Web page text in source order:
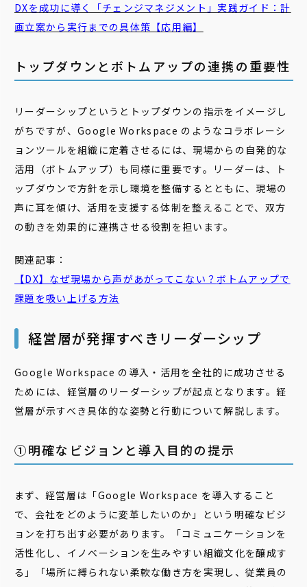
DXを成功に導く「チェンジマネジメント 」実践ガイド：計
画立案から実行までの具体策【応用編】
トップダウンとボトムアップの連携の重要性
リーダーシップというとトップダウンの指示をイメージし
がちですが、Google Workspace のようなコラボレーシ
ョンツールを組織に定着させるには、現場からの自発的な
活用（ボトムアップ）も同様に重要です。リーダーは、ト
ップダウンで方針を示し環境を整備するとともに、現場の
声に耳を傾け、活用を支援する体制を整えることで、双方
の動きを効果的に連携させる役割を担います。
関連記事：
【DX】なぜ現場から声があがってこない？ボトムアップで
課題を吸い上げる方法
経営層が発揮すべきリーダーシップ
Google Workspace の導入・活用を全社的に成功させる
ためには、経営層のリーダーシップが起点となります。経
営層が示すべき具体的な姿勢と行動について解説します。
①明確なビジョンと導入目的の提示
まず、経営層は「Google Workspace を導入すること
で、会社をどのように変革したいのか」という明確なビジ
ョンを打ち出す必要があります。「コミュニケーションを
活性化し、イノベーションを生みやすい組織文化を醸成す
る」「場所に縛られない柔軟な働き方を実現し、従業員の